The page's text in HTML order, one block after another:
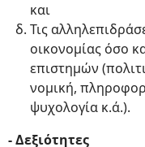
και
Τις
οικονομίας όσο
επιστημών
νομική,
ψυχολογία κ.ά.).
- Δεξιότητες